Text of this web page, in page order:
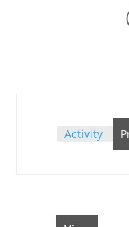
Activity